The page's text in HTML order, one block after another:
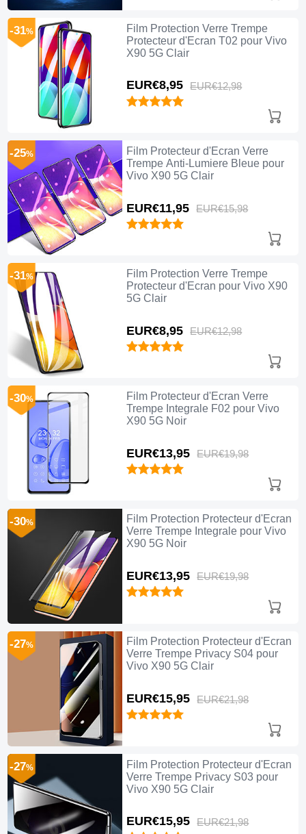
Film Protection Verre Trempe
Protecteur d'Ecran T02 pour Vivo
X90 5G Clair
EUR€8,95 EUR€12,98
-31%
Film Protecteur d'Ecran Verre
Trempe Anti-Lumiere Bleue pour
Vivo X90 5G Clair
EUR€11,95 EUR€15,98
-25%
Film Protection Verre Trempe
Protecteur d'Ecran pour Vivo X90
5G Clair
EUR€8,95 EUR€12,98
-31%
Film Protecteur d'Ecran Verre
Trempe Integrale F02 pour Vivo
X90 5G Noir
EUR€13,95 EUR€19,98
-30%
Film Protection Protecteur d'Ecran
Verre Trempe Integrale pour Vivo
X90 5G Noir
EUR€13,95 EUR€19,98
-30%
Film Protection Protecteur d'Ecran
Verre Trempe Privacy S04 pour
Vivo X90 5G Clair
EUR€15,95 EUR€21,98
-27%
Film Protection Protecteur d'Ecran
Verre Trempe Privacy S03 pour
Vivo X90 5G Clair
EUR€15,95 EUR€21,98
-27%